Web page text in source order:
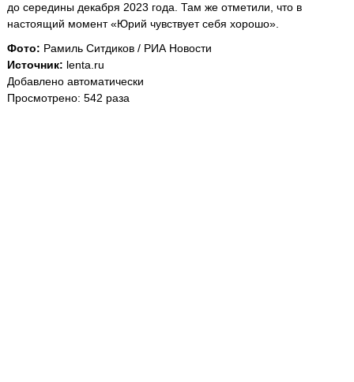
до середины декабря 2023 года. Там же отметили, что в
настоящий момент «Юрий чувствует себя хорошо».
Фото: Рамиль Ситдиков / РИА Новости
Источник: lenta.ru
Добавлено автоматически
Просмотрено: 542 раза